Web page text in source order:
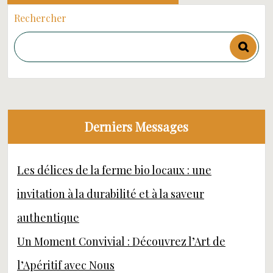
Rechercher
Derniers Messages
Les délices de la ferme bio locaux : une
invitation à la durabilité et à la saveur
authentique
Un Moment Convivial : Découvrez l’Art de
l’Apéritif avec Nous